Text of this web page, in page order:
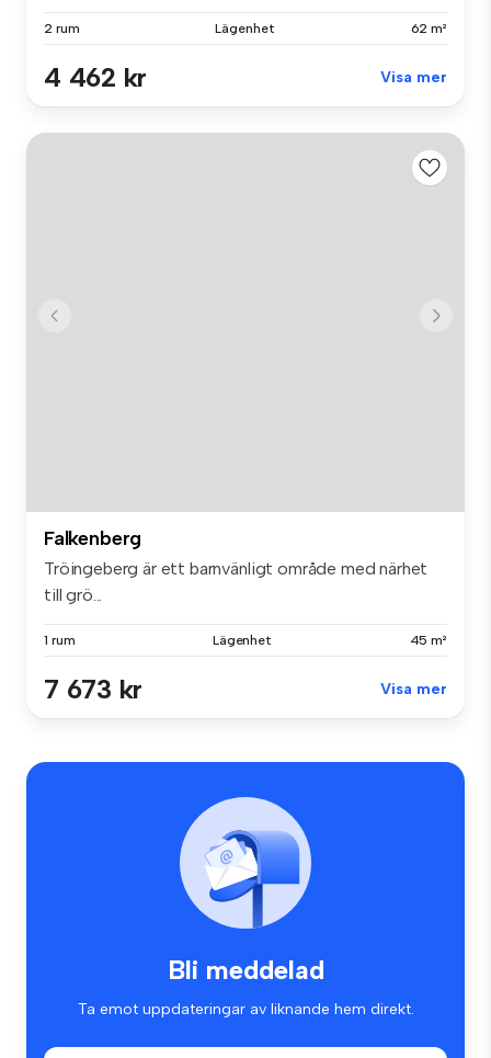
2 rum Lägenhet 62 m²
4 462 kr Visa mer
Falkenberg
Tröingeberg är ett barnvänligt område med närhet
till grö...
1 rum Lägenhet 45 m²
7 673 kr Visa mer
Bli meddelad
Ta emot uppdateringar av liknande hem direkt.